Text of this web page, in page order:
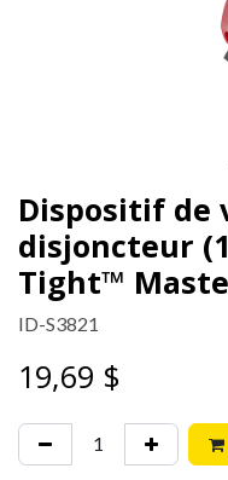
Dispositif de
disjoncteur
Tight™
ID-S3821
19,69 $